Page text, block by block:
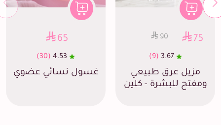
75
90
3.67
(9)
مزيل عرق طبيعي
ومفتح للبشرة - كلين
65
4.53
(30)
غسول نسائي عضوي